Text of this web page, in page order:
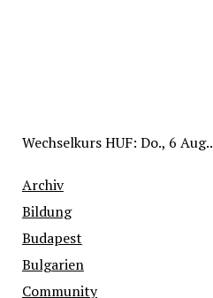
WechselkursHUF: Do., 6 Aug..
Archiv
Bildung
Budapest
Bulgarien
Community